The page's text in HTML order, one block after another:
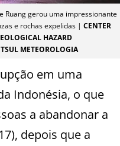
Ruang gerou uma impressionante
e rochas expelidas | CENTER
HAZARD
METEOROLOGIA
em uma
Indonésia, o que
a abandonar a
depois que a